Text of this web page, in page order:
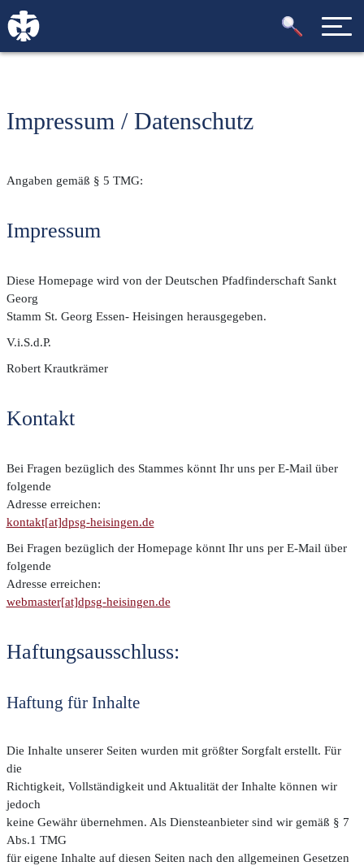
Impressum / Datenschutz
Angaben gemäß § 5 TMG:
Impressum
Diese Homepage wird von der Deutschen Pfadfinderschaft Sankt
Georg
Stamm St. Georg Essen- Heisingen herausgegeben.
V.i.S.d.P.
Robert Krautkrämer
Kontakt
Bei Fragen bezüglich des Stammes könnt Ihr uns per E-Mail über
folgende
Adresse erreichen:
kontakt[at]dpsg-heisingen.de
Bei Fragen bezüglich der Homepage könnt Ihr uns per E-Mail über
folgende
Adresse erreichen:
webmaster[at]dpsg-heisingen.de
Haftungsausschluss:
Haftung für Inhalte
Die Inhalte unserer Seiten wurden mit größter Sorgfalt erstellt. Für
die
Richtigkeit, Vollständigkeit und Aktualität der Inhalte können wir
jedoch
keine Gewähr übernehmen. Als Diensteanbieter sind wir gemäß § 7
Abs.1 TMG
für eigene Inhalte auf diesen Seiten nach den allgemeinen Gesetzen